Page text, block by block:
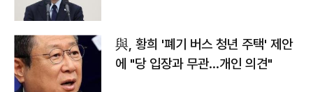
與, 황희 '폐기 버스 청년 주택' 제안
에 "당 입장과 무관…개인 의견"